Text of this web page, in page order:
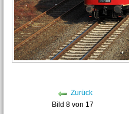
Zurück
Bild 8 von 17